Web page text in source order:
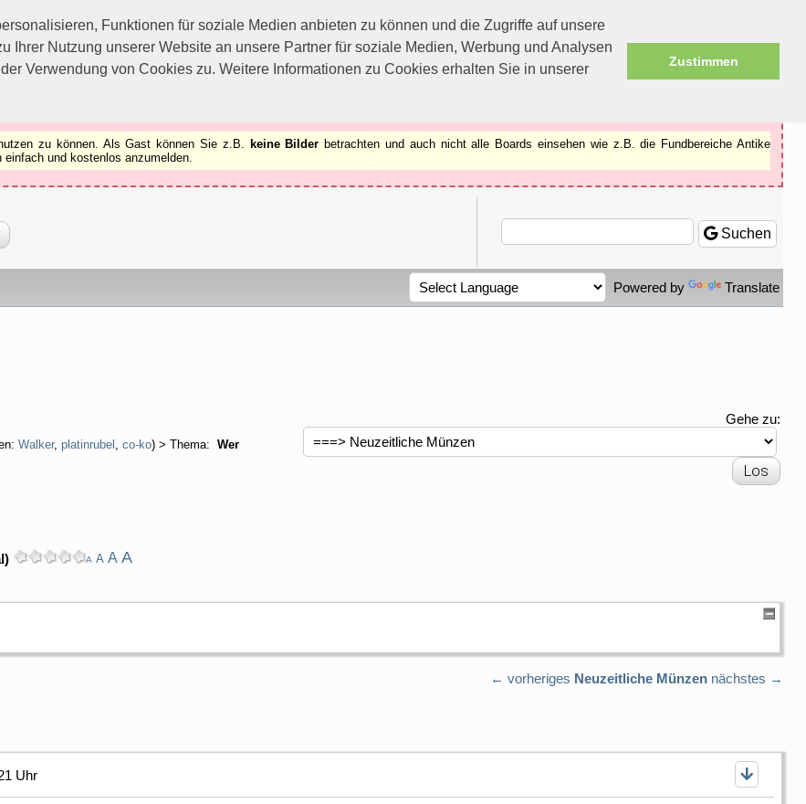
Funktionen für soziale Medien anbieten zu können und die Zugriffe auf unsere
Ihrer Nutzung unserer Website an unsere Partner für soziale Medien, Werbung und Analysen
Verwendung von Cookies zu. Weitere Informationen zu Cookies erhalten Sie in unserer
Zustimmen
zu können.
zu können. Als Gast können Sie z.B. keine Bilder betrachten und auch nicht alle Boards einsehen wie z.B. die Fundbereiche Antike
und kostenlos anzumelden.
Suchen
Powered by Translate
Walker, platinrubel , co-ko) > Thema:
Wer
Gehe zu:
A A A A
← vorheriges Neuzeitliche Münzen nächstes →
Uhr